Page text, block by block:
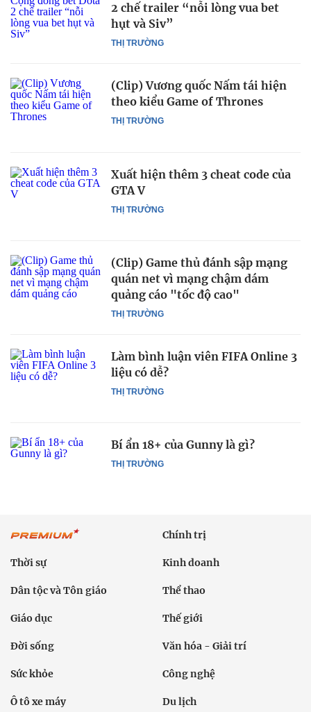
THỊ TRƯỜNG
2 chế trailer “nỗi lòng vua bet
hụt và Siv”
THỊ TRƯỜNG
(Clip) Vương quốc Nấm tái hiện
theo kiểu Game of Thrones
THỊ TRƯỜNG
Xuất hiện thêm 3 cheat code của
GTA V
THỊ TRƯỜNG
(Clip) Game thủ đánh sập mạng
quán net vì mạng chậm dám
quảng cáo "tốc độ cao"
THỊ TRƯỜNG
Làm bình luận viên FIFA Online 3
liệu có dễ?
THỊ TRƯỜNG
Bí ẩn 18+ của Gunny là gì?
Chính trị
Thời sự Kinh doanh
Dân tộc và Tôn giáo Thể thao
Giáo dục Thế giới
Đời sống Văn hóa - Giải trí
Sức khỏe Công nghệ
Ô tô xe máy Du lịch